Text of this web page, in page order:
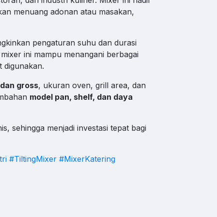
menuang adonan atau masakan,
pengaturan suhu dan durasi
ini mampu menangani berbagai
digunakan.
gross, ukuran oven, grill area, dan
model pan, shelf, dan daya
sehingga menjadi investasi tepat bagi
#TiltingMixer #MixerKatering
WA